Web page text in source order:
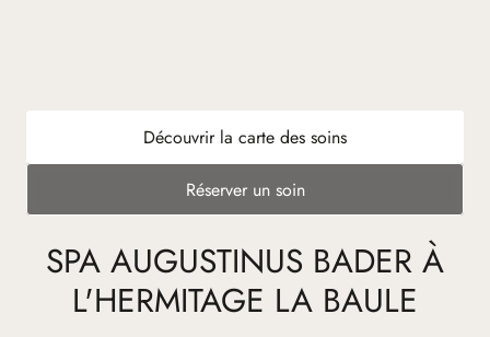
Découvrir la carte des soins
Réserver un soin
SPA AUGUSTINUS BADER À
L'HERMITAGE LA BAULE